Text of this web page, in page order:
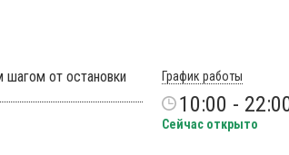
от остановки
График работы
10:00 -
Сейчас открыто